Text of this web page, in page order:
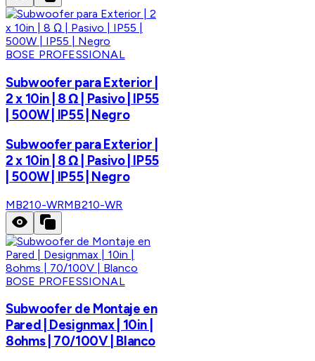
BOSE PROFESSIONAL
Subwoofer para Exterior |
2 x 10in | 8 Ω | Pasivo | IP55
| 500W | IP55 | Negro
Subwoofer para Exterior |
2 x 10in | 8 Ω | Pasivo | IP55
| 500W | IP55 | Negro
MB210-WRMB210-WR
BOSE PROFESSIONAL
Subwoofer de Montaje en
Pared | Designmax | 10in |
8ohms | 70/100V | Blanco